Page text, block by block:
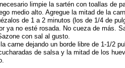
limpie la sartén con toallas de
medio alto. Agregue la mitad de la
de 1 a 2 minutos (los de 1/4 de
ya no esté rosada. No cueza de más.
con sal al gusto.
carne dejando un borde libre de 1-1/2
de salsa y la mitad de los